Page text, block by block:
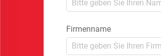
Firmenname